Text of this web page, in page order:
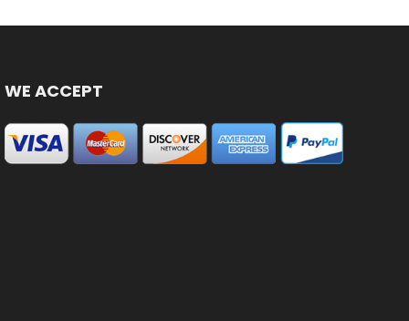
WE ACCEPT